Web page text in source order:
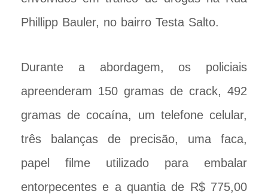
Phillipp Bauler, no bairro Testa Salto.
Durante a abordagem, os policiais
apreenderam 150 gramas de crack, 492
gramas de cocaína, um telefone celular,
três balanças de precisão, uma faca,
papel filme utilizado para embalar
entorpecentes e a quantia de R$ 775,00